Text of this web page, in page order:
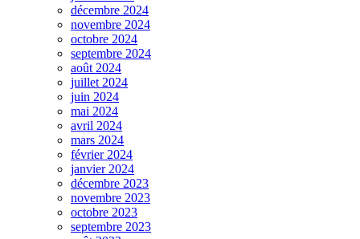
décembre 2024
novembre 2024
octobre 2024
septembre 2024
août 2024
juillet 2024
juin 2024
mai 2024
avril 2024
mars 2024
février 2024
janvier 2024
décembre 2023
novembre 2023
octobre 2023
septembre 2023